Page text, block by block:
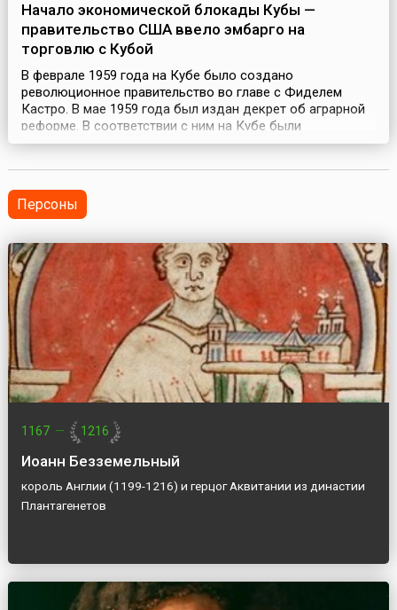
Начало экономической блокады Кубы —
правительство США ввело эмбарго на
торговлю с Кубой
В феврале 1959 года на Кубе было создано
революционное правительство во главе с Фиделем
Кастро. В мае 1959 года был издан декрет об аграрной
реформе. В соответствии с ним на Кубе были
ликвидированы частные латифундии и землевладение
остальные распределены среди крестьян. 22 июля 1960
года правительство...
Персоны
1167 — 1216
Иоанн Безземельный
король Англии (1199-1216) и герцог Аквитании из династии
Плантагенетов